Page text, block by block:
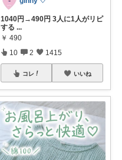
1040円→490円 3人に1人がリピ
する ...
￥ 490
10 2 1415
コレ いいね